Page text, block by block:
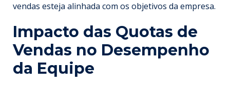
vendas esteja alinhada com os objetivos da empresa.
Impacto das Quotas de
Vendas no Desempenho
da Equipe